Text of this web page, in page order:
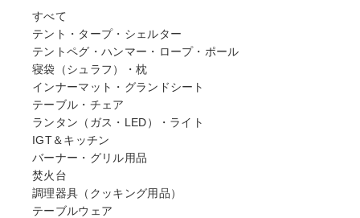
すべて
テント・タープ・シェルター
テントペグ・ハンマー・ロープ・ポール
寝袋（シュラフ）・枕
インナーマット・グランドシート
テーブル・チェア
ランタン（ガス・LED）・ライト
IGT＆キッチン
バーナー・グリル用品
焚火台
調理器具（クッキング用品）
テーブルウェア